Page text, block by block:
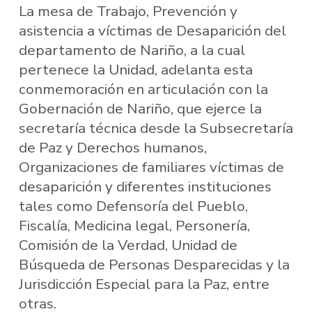
La mesa de Trabajo, Prevención y
asistencia a víctimas de Desaparición del
departamento de Nariño, a la cual
pertenece la Unidad, adelanta esta
conmemoración en articulación con la
Gobernación de Nariño, que ejerce la
secretaría técnica desde la Subsecretaría
de Paz y Derechos humanos,
Organizaciones de familiares víctimas de
desaparición y diferentes instituciones
tales como Defensoría del Pueblo,
Fiscalía, Medicina legal, Personería,
Comisión de la Verdad, Unidad de
Búsqueda de Personas Desparecidas y la
Jurisdicción Especial para la Paz, entre
otras.